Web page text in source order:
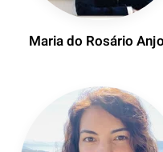
Maria do Rosário